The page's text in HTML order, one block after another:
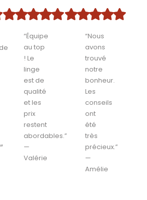
”
“Équipe
au top
! Le
linge
est de
qualité
et les
prix
restent
abordables.”
—
Valérie
“Nous
avons
trouvé
notre
bonheur.
Les
conseils
ont
été
très
précieux.”
—
Amélie